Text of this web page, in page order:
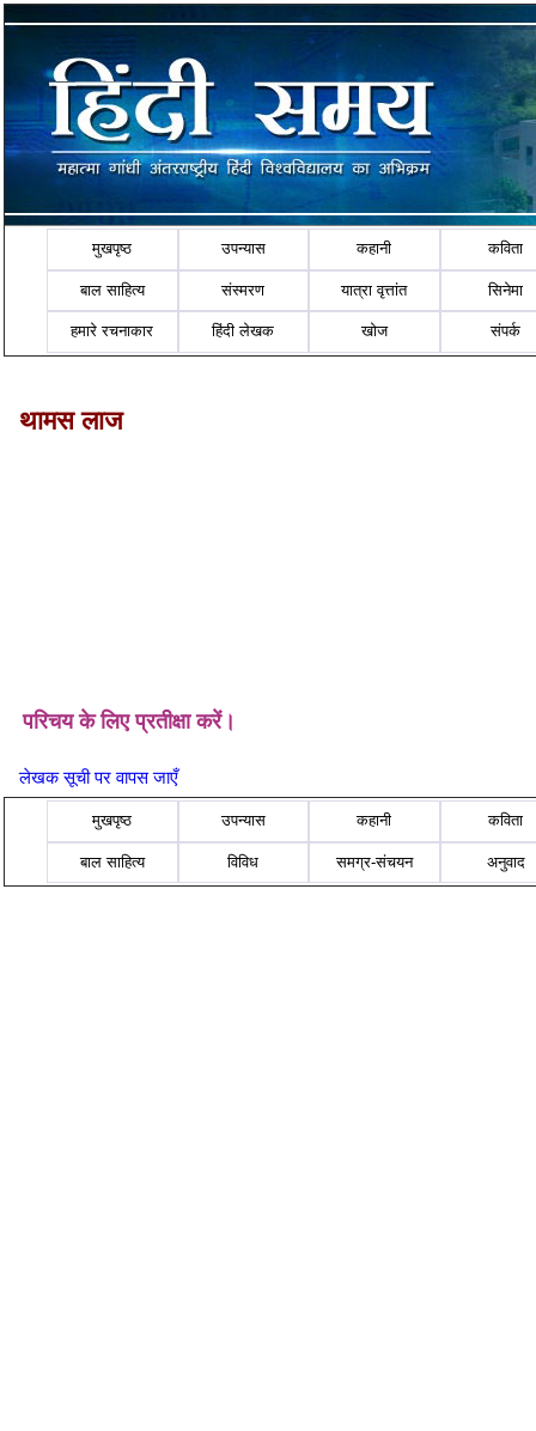
मुखपृष्ठ उपन्यास कहानी कविता
बाल साहित्य संस्मरण यात्रा वृत्तांत सिनेमा
हमारे रचनाकार हिंदी लेखक खोज संपर्क
थामस लाज
परिचय के लिए प्रतीक्षा करें।
लेखक सूची पर वापस जाएँ
मुखपृष्ठ उपन्यास कहानी कविता
बाल साहित्य विविध समग्र-संचयन अनुवाद